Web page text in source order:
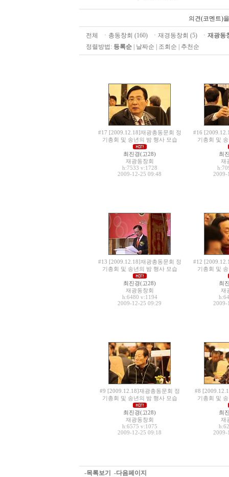
의견(코멘트)
전체 ㆍ 총동창회 (160) ㆍ 재경동창회 (5) ㆍ 재광동
정렬방법: 등록순| 날짜순 조회순 추천순
#17 [2009.12.18]재광총동문회 정
기총회 및 송년의 밤 행사 모습
최진경(고28)
재광동창회
h:7533 v:1728
2009-12-25 09:48
#16
기총회 및
최
재
2009-
#13 [2009.12.18]재광총동문회 정
기총회 및 송년의 밤 행사 모습
최진경(고28)
재광동창회
h:6480 v:1194
2009-12-25 09:29
#12
기총회 및
최
재
2009-
#9 [2009.12.18]재광총동문회 정
기총회 및 송년의 밤 행사 모습
최진경(고28)
재광동창회
h:6575 v:1075
2009-12-25 09:18
#8
기총회 및
최
재
2009-
-목록보기 -다음페이지